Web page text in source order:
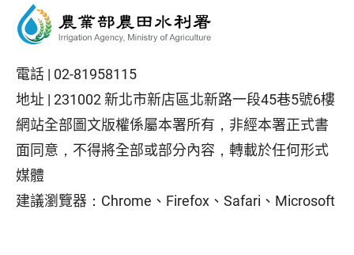
電話 | 02-81958115
地址 | 231002 新北市新店區北新路一段45巷5號6樓
網站全部圖文版權係屬本署所有，非經本署正式書
面同意，不得將全部或部分內容，轉載於任何形式
媒體
建議瀏覽器：Chrome、Firefox、Safari、Microsoft